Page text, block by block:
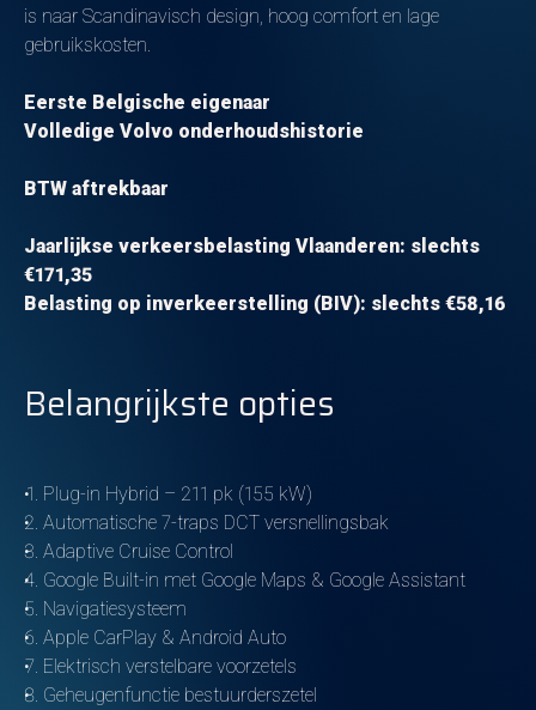
is naar Scandinavisch design, hoog comfort en lage
gebruikskosten.
Eerste Belgische eigenaar
Volledige Volvo onderhoudshistorie
BTW aftrekbaar
Jaarlijkse verkeersbelasting Vlaanderen: slechts
€171,35
Belasting op inverkeerstelling (BIV): slechts €58,16
Belangrijkste opties
Plug-in Hybrid – 211 pk (155 kW)
Automatische 7-traps DCT versnellingsbak
Adaptive Cruise Control
Google Built-in met Google Maps & Google Assistant
Navigatiesysteem
Apple CarPlay & Android Auto
Elektrisch verstelbare voorzetels
Geheugenfunctie bestuurderszetel